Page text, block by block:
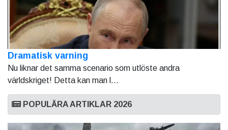
Dramatisk varning
Nu liknar det samma scenario som utlöste andra
världskriget! Detta kan man l...
POPULÄRA ARTIKLAR 2026